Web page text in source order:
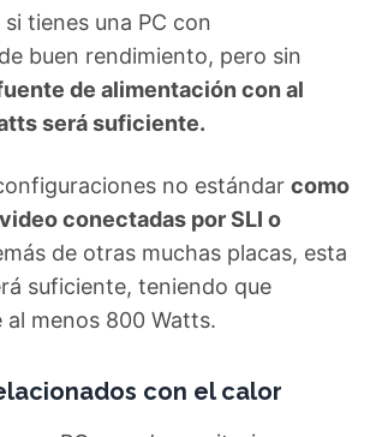
tienes una PC con
buen rendimiento, pero sin
de alimentación con al
será suficiente.
no estándar como
conectadas por SLI o
de otras muchas placas, esta
suficiente, teniendo que
al menos 800 Watts.
con el calor